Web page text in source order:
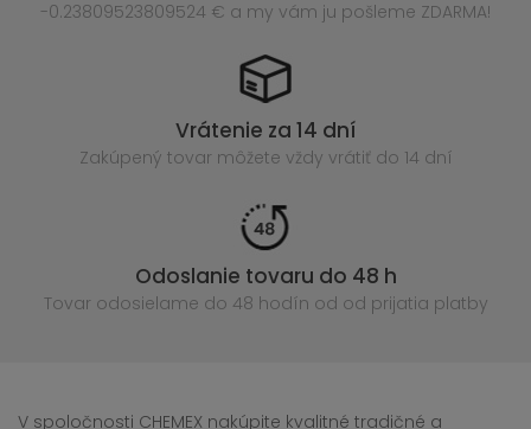
-0.23809523809524 € a my vám ju pošleme ZDARMA!
Vrátenie za 14 dní
Zakúpený tovar môžete vždy vrátiť do 14 dní
Odoslanie tovaru do 48 h
Tovar odosielame do 48 hodín od od prijatia platby
V spoločnosti CHEMEX nakúpite kvalitné tradičné a